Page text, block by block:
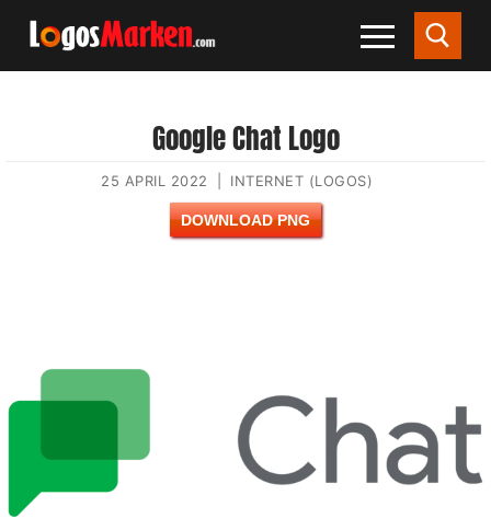
Google Chat Logo
25 APRIL 2022 INTERNET (LOGOS)
DOWNLOAD PNG